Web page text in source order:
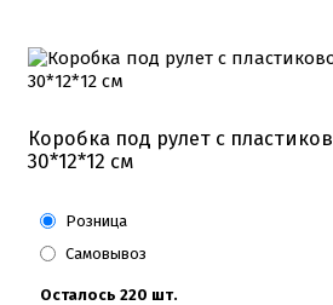
Коробка под рулет с
30*12*12 см
Розница
Самовывоз
Осталось 220 шт.